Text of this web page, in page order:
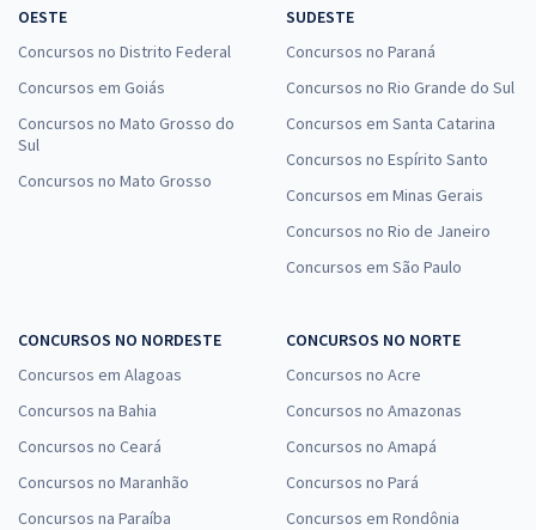
OESTE
Concursos no Distrito Federal
Concursos em Goiás
Concursos no Mato Grosso do
Sul
Concursos no Mato Grosso
SUDESTE
Concursos no Paraná
Concursos no Rio Grande do Sul
Concursos em Santa Catarina
Concursos no Espírito Santo
Concursos em Minas Gerais
Concursos no Rio de Janeiro
Concursos em São Paulo
CONCURSOS NO NORDESTE
Concursos em Alagoas
Concursos na Bahia
Concursos no Ceará
Concursos no Maranhão
Concursos na Paraíba
CONCURSOS NO NORTE
Concursos no Acre
Concursos no Amazonas
Concursos no Amapá
Concursos no Pará
Concursos em Rondônia